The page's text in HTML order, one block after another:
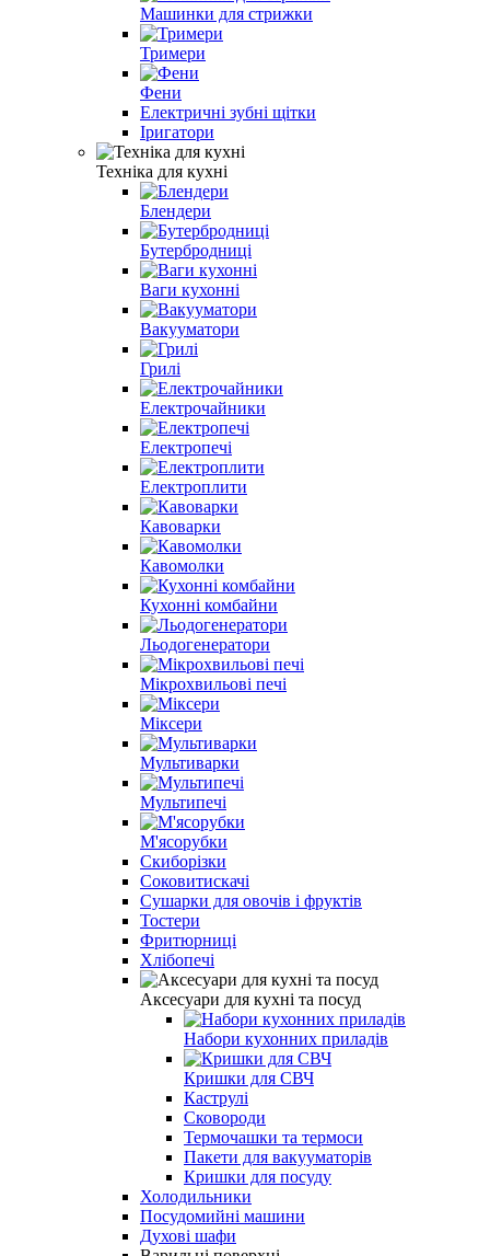
Машинки для стрижки
Тримери
Фени
Електричні зубні щітки
Іригатори
Техніка для кухні
Блендери
Бутербродниці
Ваги кухонні
Вакууматори
Грилі
Електрочайники
Електропечі
Електроплити
Кавоварки
Кавомолки
Кухонні комбайни
Льодогенератори
Мікрохвильові печі
Міксери
Мультиварки
Мультипечі
М'ясорубки
Скиборізки
Соковитискачі
Сушарки для овочів і фруктів
Тостери
Фритюрниці
Хлібопечі
Аксесуари для кухні та посуд
Набори кухонних приладів
Кришки для СВЧ
Каструлі
Сковороди
Термочашки та термоси
Пакети для вакууматорів
Кришки для посуду
Холодильники
Посудомийні машини
Духові шафи